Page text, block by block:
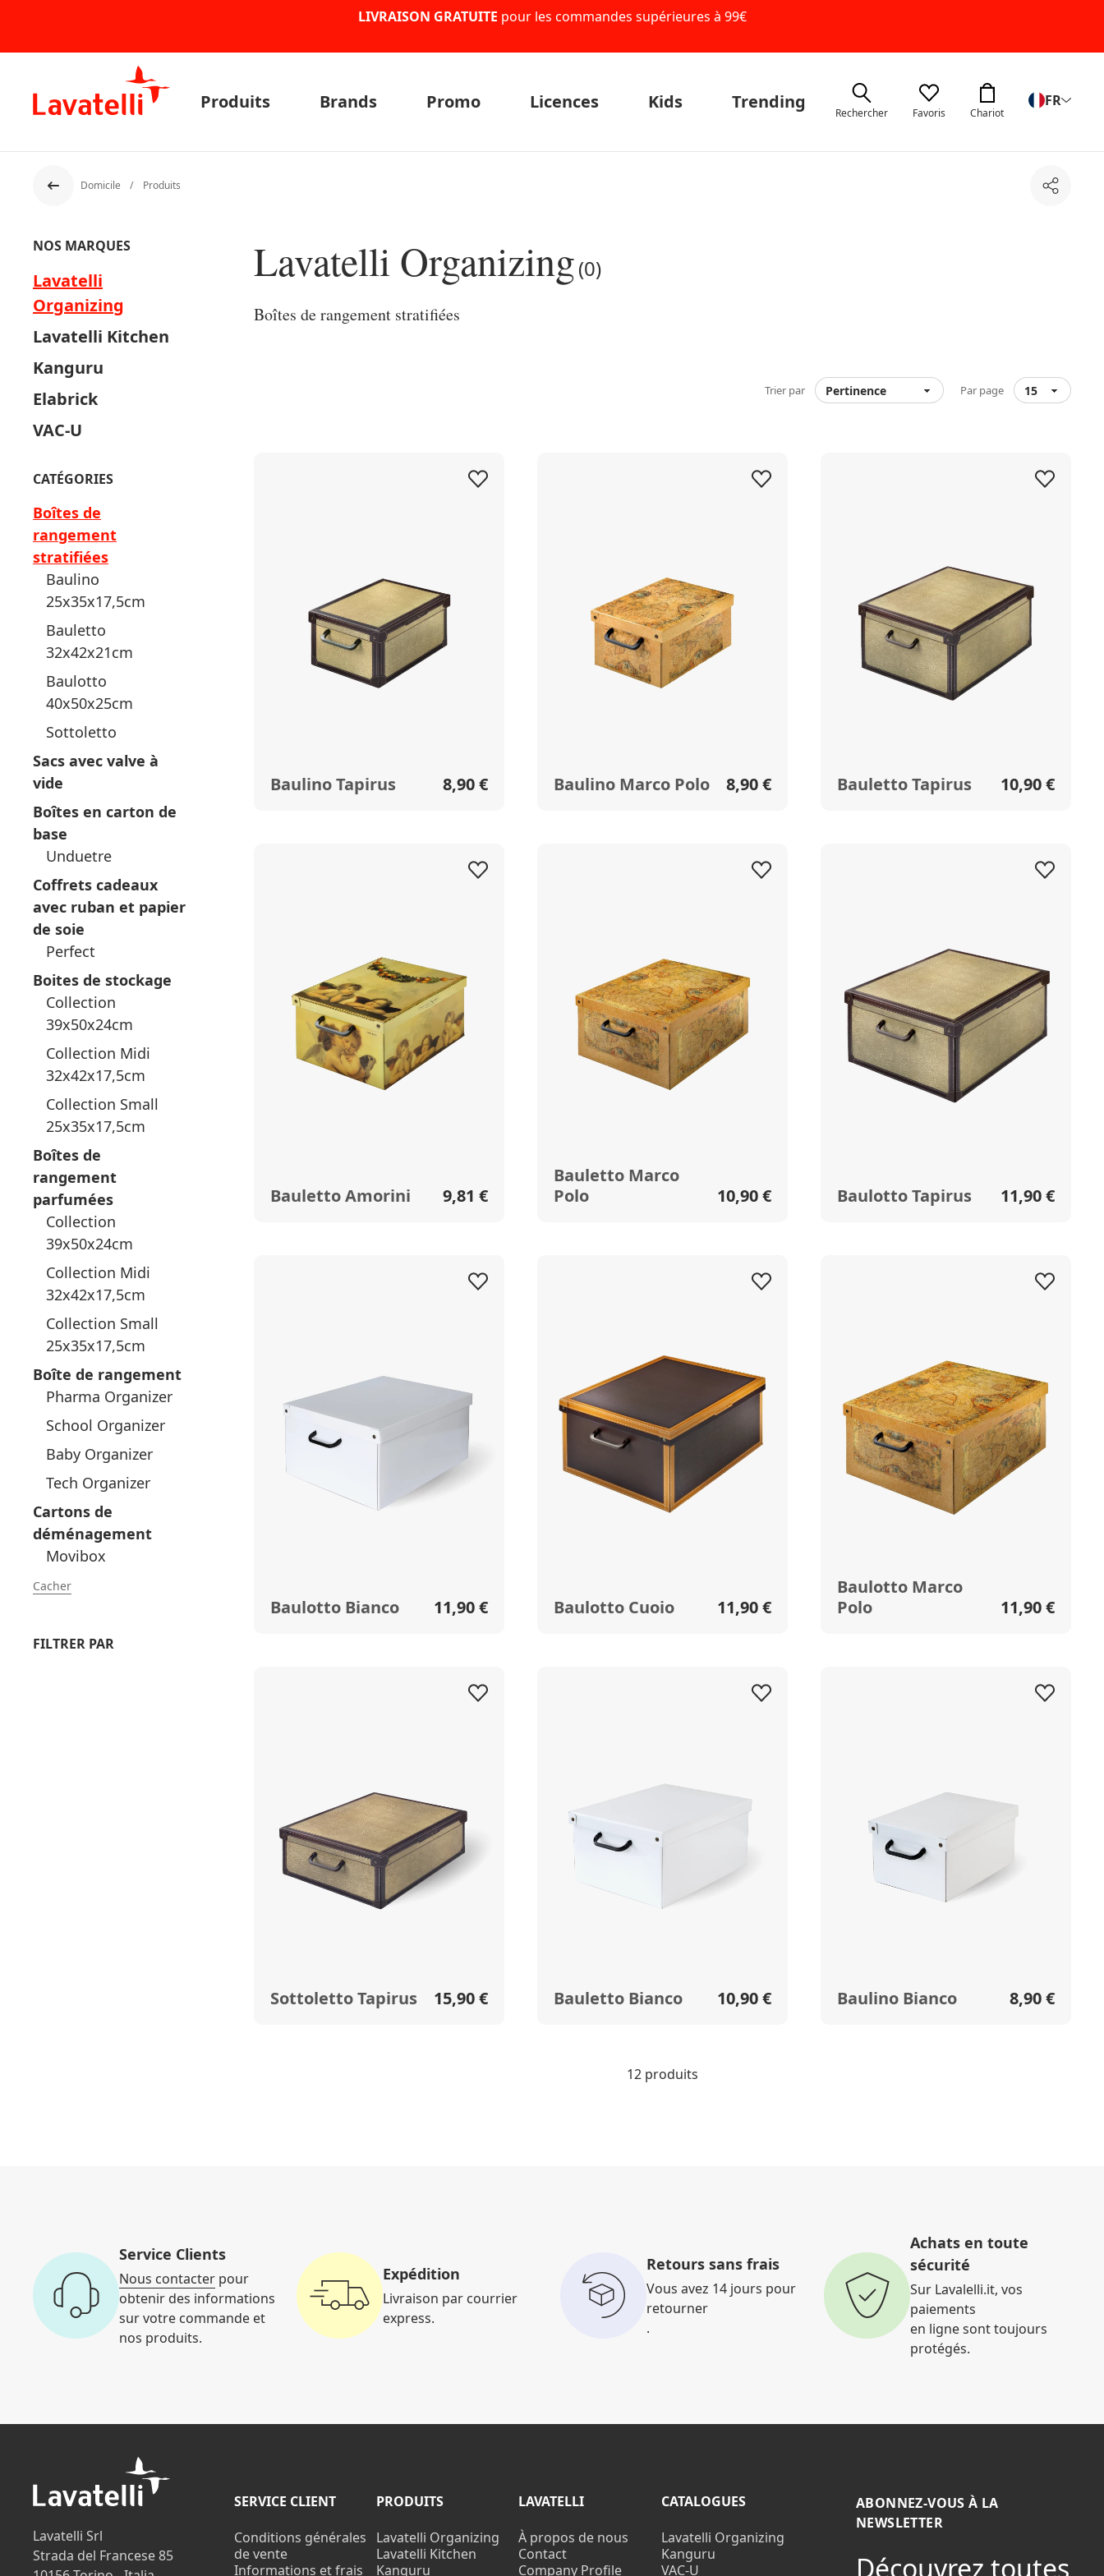
LIVRAISON GRATUITE pour les commandes supérieures à 99€
Produits Brands Promo Licences Kids Trending
Rechercher Favoris Chariot
FR
Dos Domicile Produits
NOS MARQUES
Lavatelli
Organizing
Lavatelli Kitchen
Kanguru
Elabrick
VAC-U
CATÉGORIES
Boîtes de
rangement
stratifiées
Baulino
25x35x17,5cm
Bauletto
32x42x21cm
Baulotto
40x50x25cm
Sottoletto
Sacs avec valve à
vide
Boîtes en carton de
base
Unduetre
Coffrets cadeaux
avec ruban et papier
de soie
Perfect
Boites de stockage
Collection
39x50x24cm
Collection Midi
32x42x17,5cm
Collection Small
25x35x17,5cm
Boîtes de
rangement
parfumées
Collection
39x50x24cm
Collection Midi
32x42x17,5cm
Collection Small
25x35x17,5cm
Boîte de rangement
Pharma Organizer
School Organizer
Baby Organizer
Tech Organizer
Cartons de
déménagement
Movibox
Cacher
FILTRER PAR
Lavatelli Organizing(0)
Boîtes de rangement stratifiées
Trier par Par page
Baulino Tapirus 8,90 € Baulino Marco Polo 8,90 € Bauletto Tapirus 10,90 €
Bauletto Amorini 9,81 €
Bauletto Marco
Polo
10,90 € Baulotto Tapirus 11,90 €
Baulotto Bianco 11,90 € Baulotto Cuoio 11,90 €
Baulotto Marco
Polo
11,90 €
Sottoletto Tapirus 15,90 € Bauletto Bianco 10,90 € Baulino Bianco 8,90 €
12 produits
Service Clients
Nous contacter pour
obtenir des informations
sur votre commande et
nos produits.
Expédition
Livraison par courrier
express.
Retours sans frais
Vous avez 14 jours pour
retourner
.
Achats en toute
sécurité
Sur Lavalelli.it, vos
paiements
en ligne sont toujours
protégés.
ABONNEZ-VOUS À LA
NEWSLETTER
Découvrez toutes
SERVICE CLIENT
Conditions générales
de vente
Informations et frais
PRODUITS
Lavatelli Organizing
Lavatelli Kitchen
Kanguru
LAVATELLI
À propos de nous
Contact
Company Profile
CATALOGUES
Lavatelli Organizing
Kanguru
VAC-U
Lavatelli Srl
Strada del Francese 85